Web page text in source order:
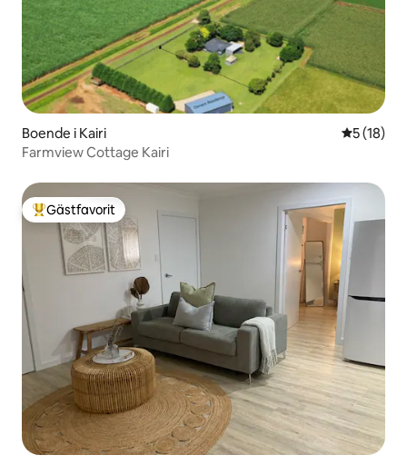
Boende i Kairi 5 av 5 i
5 (18)
Farmview Cottage Kairi
Populär gästfavorit
Gästfavorit